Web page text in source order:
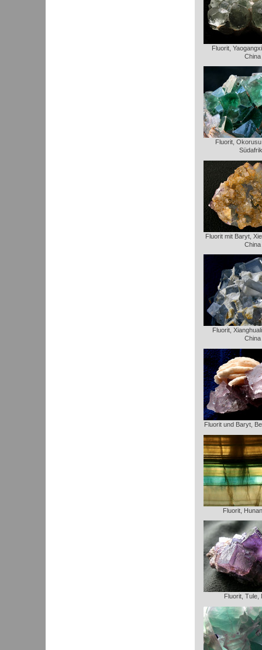
Fluorit,
China
Fluorit,
Fluorit mit Baryt,
China
Fluorit,
China
Fluorit und Baryt,
Fluorit,
Fluorit, Tule,